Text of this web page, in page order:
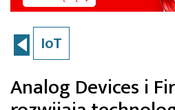
IoT
Analog Devices i